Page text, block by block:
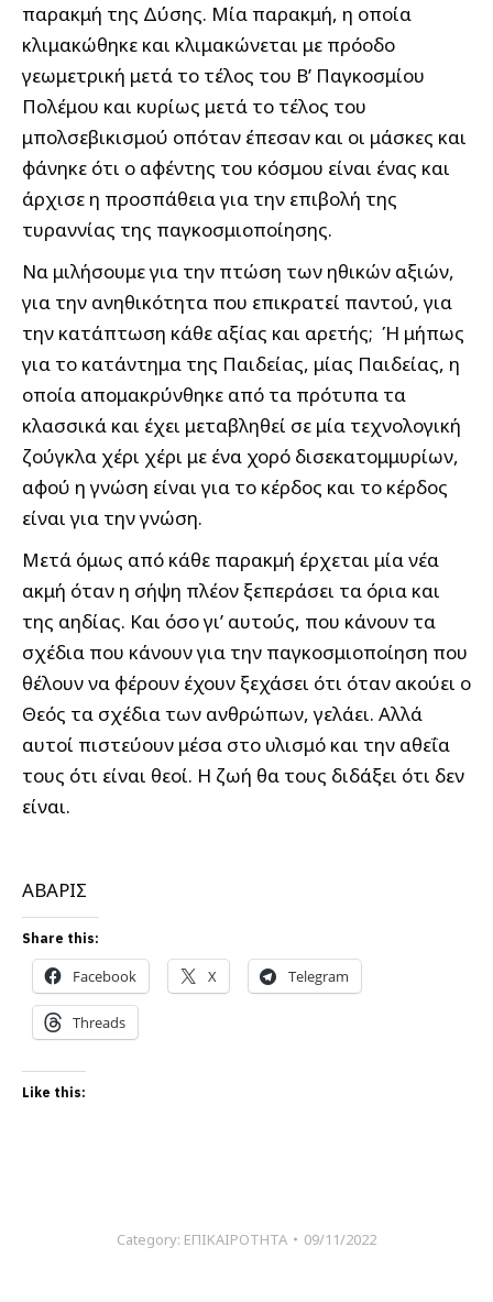
παρακμή της Δύσης. Μία παρακμή, η οποία
κλιμακώθηκε και κλιμακώνεται με πρόοδο
γεωμετρική μετά το τέλος του Β’ Παγκοσμίου
Πολέμου και κυρίως μετά το τέλος του
μπολσεβικισμού οπόταν έπεσαν και οι μάσκες και
φάνηκε ότι ο αφέντης του κόσμου είναι ένας και
άρχισε η προσπάθεια για την επιβολή της
τυραννίας της παγκοσμιοποίησης.
Να μιλήσουμε για την πτώση των ηθικών αξιών,
για την ανηθικότητα που επικρατεί παντού, για
την κατάπτωση κάθε αξίας και αρετής; Ή μήπως
για το κατάντημα της Παιδείας, μίας Παιδείας, η
οποία απομακρύνθηκε από τα πρότυπα τα
κλασσικά και έχει μεταβληθεί σε μία τεχνολογική
ζούγκλα χέρι χέρι με ένα χορό δισεκατομμυρίων,
αφού η γνώση είναι για το κέρδος και το κέρδος
είναι για την γνώση.
Μετά όμως από κάθε παρακμή έρχεται μία νέα
ακμή όταν η σήψη πλέον ξεπεράσει τα όρια και
της αηδίας. Και όσο γι’ αυτούς, που κάνουν τα
σχέδια που κάνουν για την παγκοσμιοποίηση που
θέλουν να φέρουν έχουν ξεχάσει ότι όταν ακούει ο
Θεός τα σχέδια των ανθρώπων, γελάει. Αλλά
αυτοί πιστεύουν μέσα στο υλισμό και την αθεΐα
τους ότι είναι θεοί. Η ζωή θα τους διδάξει ότι δεν
είναι.
ΑΒΑΡΙΣ
Share this:
Facebook X Telegram
Threads
Like this:
Category: ΕΠΙΚΑΙΡΟΤΗΤΑ 09/11/2022